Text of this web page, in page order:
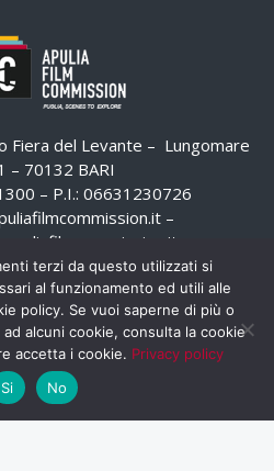
Fiera del Levante – Lungomare
– 70132 BARI
– P.I.: 06631230726
–
terzi da questo utilizzati si
al funzionamento ed utili alle
policy. Se vuoi saperne di più o
alcuni cookie, consulta la cookie
accetta i cookie. Privacy policy
Si
No